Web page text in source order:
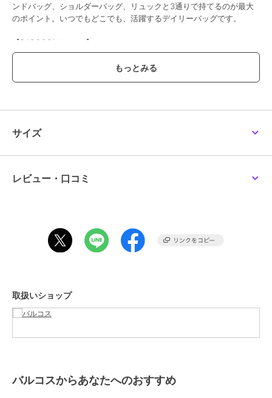
ンドバッグ、ショルダーバッグ、リュックと3通りで持てるのが最大
のポイント。いつでもどこでも、活躍するデイリーバッグです。
【BARCOS/バルコス】
バルコスは、『現代女性のライフシーンを美しく、豊かにする』をコ
ンセプトにした、バッグ・革小物ブランドです。タイムレスから最新
トレンドまで、ユーザーニーズに合わせた幅広いアイテムをご提案致
オープンポケット×2 付属品：ショルダー
商品カテゴリ バッグ ／ショルダーバッグ・メ
ッセンジャーバッグ
メンズ
ナイロン、やぎ革
サイズ
レビュー・口コミ
取扱いショップ
バルコスからあなたへのおすすめ